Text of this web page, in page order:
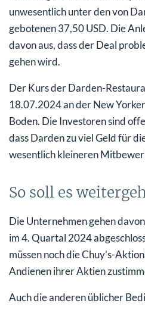
unwesentlich unter den von
gebotenen 37,50 USD. Die
davon aus, dass der Deal
gehen wird.
Der Kurs der Darden-
18.07.2024 an der New
Boden. Die Investoren sind
dass Darden zu viel Geld für
wesentlich kleineren
So soll es
Die Unternehmen gehen
im 4. Quartal 2024
müssen noch die Chuy’s-
Andienen ihrer Aktien
Auch die anderen üblicher